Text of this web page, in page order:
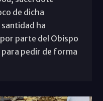
de dicha
ha
parte del Obispo
para pedir de forma